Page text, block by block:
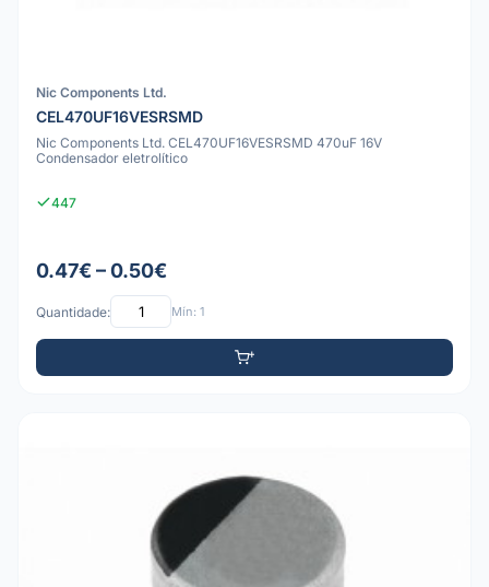
Nic Components Ltd.
CEL470UF16VESRSMD
Nic Components Ltd. CEL470UF16VESRSMD 470uF 16V
Condensador eletrolítico
447
0.47€ – 0.50€
Quantidade: Mín: 1